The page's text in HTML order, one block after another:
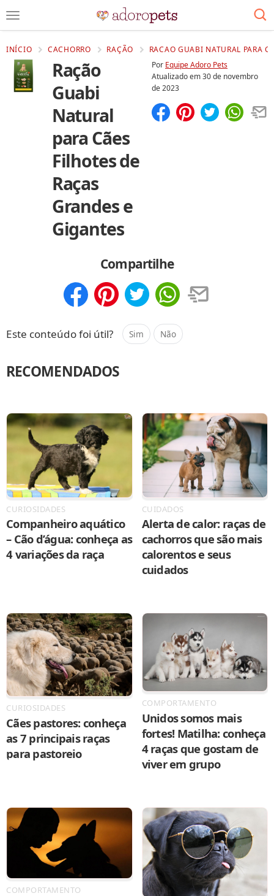
INÍCIO CACHORRO RAÇÃO RACAO GUABI NATURAL PARA
Ração
Guabi
Natural
para Cães
Filhotes de
Raças
Grandes e
Gigantes
Por Equipe Adoro Pets
Atualizado em30 de novembro
de 2023
Compartilhe
Este conteúdo foi útil? Sim Não
RECOMENDADOS
CURIOSIDADES
Companheiro aquático
– Cão d’água: conheça as
4 variações da raça
CUIDADOS
Alerta de calor: raças de
cachorros que são mais
calorentos e seus
cuidados
CURIOSIDADES
Cães pastores: conheça
as 7 principais raças
para pastoreio
COMPORTAMENTO
Unidos somos mais
fortes! Matilha: conheça
4 raças que gostam de
viver em grupo
COMPORTAMENTO